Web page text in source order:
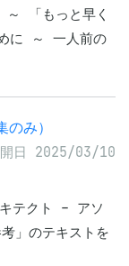
「もっと早く
に ～ 一人前の
み）
日 2025/03/10
キテクト - アソ
」のテキストを